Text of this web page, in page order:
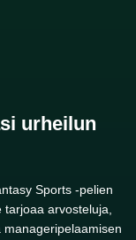
urheilun
Sports -pelien
arvosteluja,